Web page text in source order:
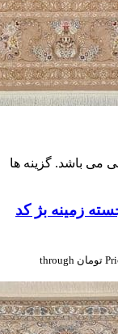
می باشد. گزینه ها
شانه گل برجسته زمینه بژ کد
Price range: 2,100,000 تومان through